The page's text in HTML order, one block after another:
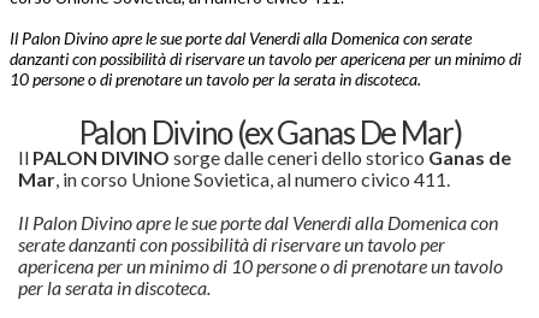
Il Palon Divino apre le sue porte dal Venerdi alla Domenica con serate
danzanti con possibilità di riservare un tavolo per apericena per un minimo di
10 persone o di prenotare un tavolo per la serata in discoteca.
Palon Divino (ex Ganas De Mar)
Il PALON DIVINO sorge dalle ceneri dello storico Ganas de
Mar, in corso Unione Sovietica, al numero civico 411.
Il Palon Divino apre le sue porte dal Venerdi alla Domenica con
serate danzanti con possibilità di riservare un tavolo per
apericena per un minimo di 10 persone o di prenotare un tavolo
per la serata in discoteca.